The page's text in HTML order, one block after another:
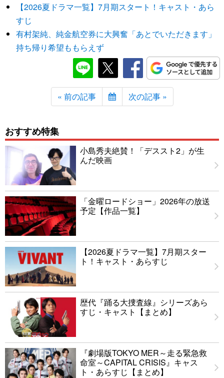
【2026夏ドラマ一覧】7月期スタート！キャスト・あら
すじ
有村架純、純金航空券に大興奮「あとでいただきます」
持ち帰り希望ももらえず
« 前の記事 次の記事 »
おすすめ特集
小島秀夫絶賛！「デススト2」が生
んだ映画
「金曜ロードショー」2026年の放送
予定【作品一覧】
【2026夏ドラマ一覧】7月期スター
ト！キャスト・あらすじ
歴代『踊る大捜査線』シリーズあら
すじ・キャスト【まとめ】
『劇場版TOKYO MER～走る緊急救
命室～CAPITAL CRISIS』キャス
ト・あらすじ【まとめ】